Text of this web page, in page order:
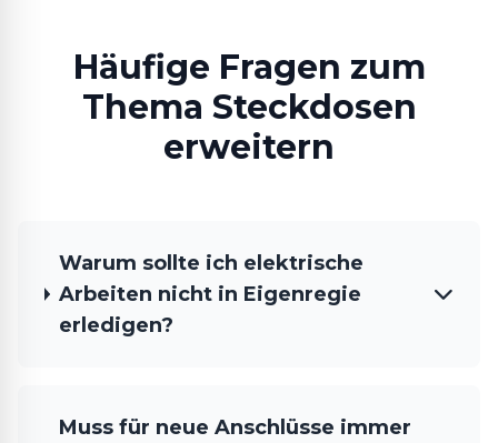
Häufige Fragen zum
Thema Steckdosen
erweitern
Warum sollte ich elektrische
Arbeiten nicht in Eigenregie
erledigen?
Muss für neue Anschlüsse immer